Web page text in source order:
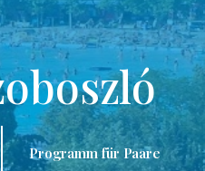
Programm für Paare